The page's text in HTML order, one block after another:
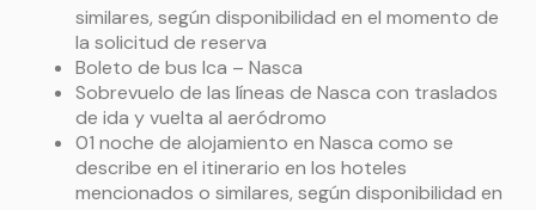
milenarias, serpientes, etc. Por la noche, tomaremos
una noche paseo en bote en busca de caimanes.
Cena. Noche enPuerto Maldonado
estándar. (D, A, C)
ciudad. Noche enPuerto Maldonado, habitación
estándar. (D, A, C)
similares, según disponibilidad en el momento de
la solicitud de reserva
Boleto de bus Ica – Nasca
Sobrevuelo de las líneas de Nasca con traslados
de ida y vuelta al aeródromo
01 noche de alojamiento en Nasca como se
describe en el itinerario en los hoteles
mencionados o similares, según disponibilidad en